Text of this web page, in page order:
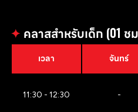
✦ คลาสสำหรับเด็ก (01 ช
เวลา จันทร์
11:30 - 12:30 -